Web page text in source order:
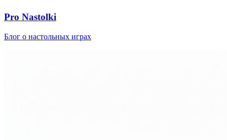
Pro Nastolki
Блог о настольных играх